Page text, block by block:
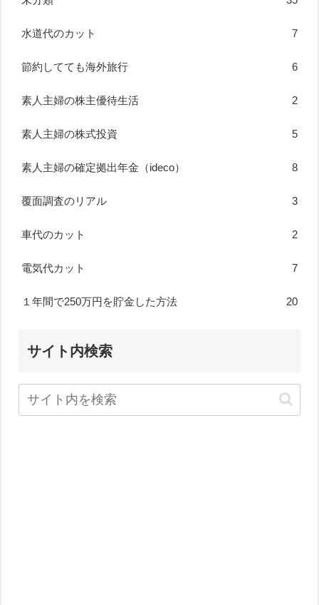
水道代のカット 7
節約してても海外旅行 6
素人主婦の株主優待生活 2
素人主婦の株式投資 5
素人主婦の確定拠出年金（ideco） 8
覆面調査のリアル 3
車代のカット 2
電気代カット 7
１年間で250万円を貯金した方法 20
サイト内検索